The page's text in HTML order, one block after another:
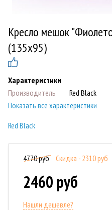
Кресло мешок
(135x95)
Характеристики
Производитель
Red Black
Показать все характеристики
Red Black
4770 руб Скидка - 2310 руб
2460 руб
Нашли дешевле?